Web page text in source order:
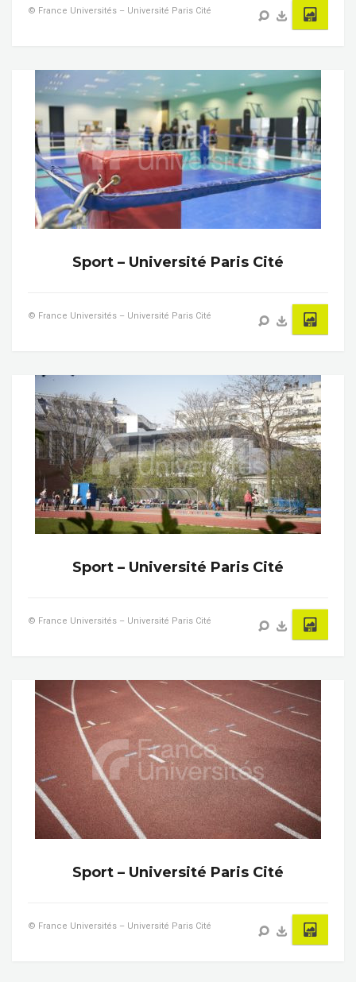
© France Universités – Université Paris Cité
Sport – Université Paris Cité
© France Universités – Université Paris Cité
Sport – Université Paris Cité
© France Universités – Université Paris Cité
Sport – Université Paris Cité
© France Universités – Université Paris Cité